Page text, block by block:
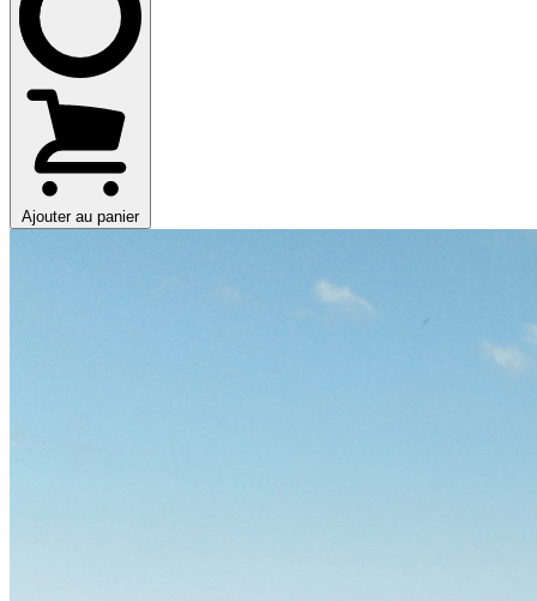
Ajouter au panier